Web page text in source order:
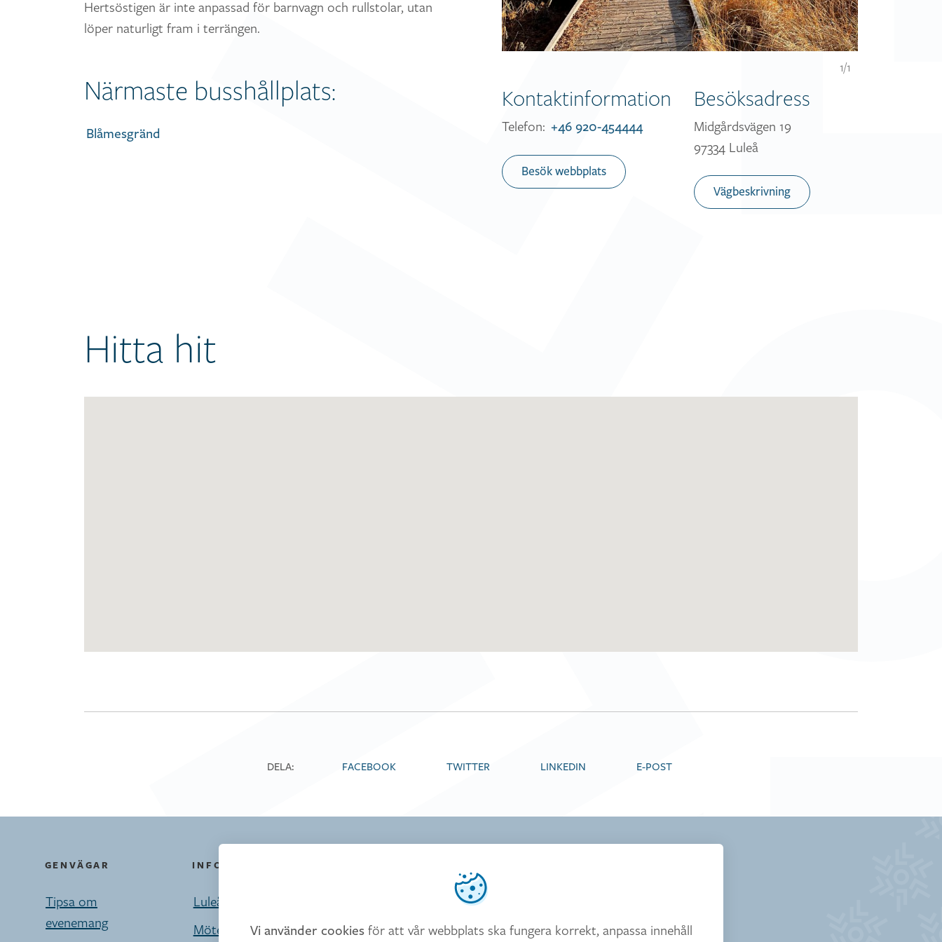
Vi använder cookiesför att vår webbplats ska fungera korrekt, anpassa innehåll
Hertsöstigen är inte anpassad för barnvagn och rullstolar, utan
löper naturligt fram i terrängen.
Närmaste busshållplats:
Blåmesgränd
1/1
Kontaktinformation
Telefon: +46 920-454444
Besök webbplats
Besöksadress
Midgårdsvägen 19
97334 Luleå
Vägbeskrivning
Hitta hit
DELA: FACEBOOK TWITTER LINKEDIN E-POST
GENVÄGAR
Tipsa om
evenemang
INFORMATION
Luleå turistcenter
Möten/Privatresor/Press
Instagram